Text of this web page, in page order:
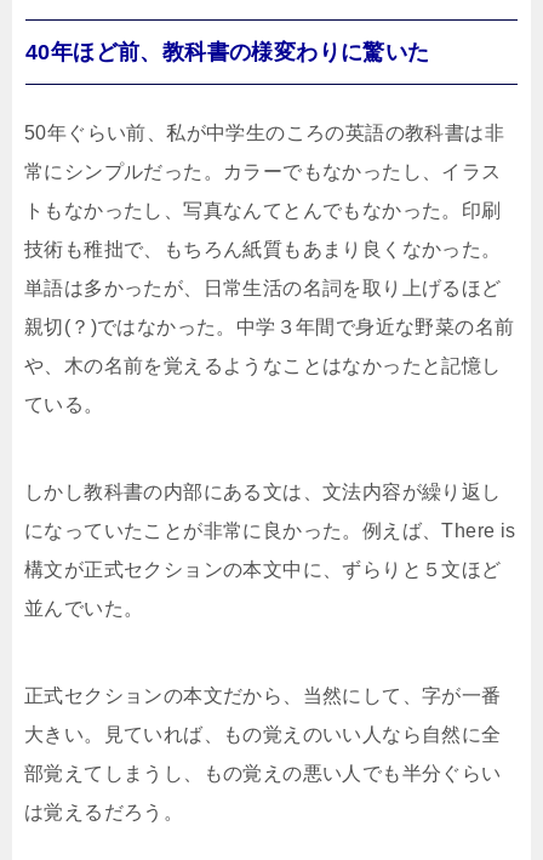
40年ほど前、教科書の様変わりに驚いた
50年ぐらい前、私が中学生のころの英語の教科書は非
常にシンプルだった。カラーでもなかったし、イラス
トもなかったし、写真なんてとんでもなかった。印刷
技術も稚拙で、もちろん紙質もあまり良くなかった。
単語は多かったが、日常生活の名詞を取り上げるほど
親切(？)ではなかった。中学３年間で身近な野菜の名前
や、木の名前を覚えるようなことはなかったと記憶し
ている。
しかし教科書の内部にある文は、文法内容が繰り返し
になっていたことが非常に良かった。例えば、There is
構文が正式セクションの本文中に、ずらりと５文ほど
並んでいた。
正式セクションの本文だから、当然にして、字が一番
大きい。見ていれば、もの覚えのいい人なら自然に全
部覚えてしまうし、もの覚えの悪い人でも半分ぐらい
は覚えるだろう。